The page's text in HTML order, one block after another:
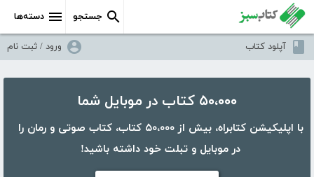
دسته‌ها جستجو
آپلود کتاب ورود / ثبت نام
۵۰،۰۰۰ کتاب در موبایل شما
با اپلیکیشن کتابراه، بیش از ۵۰،۰۰۰ کتاب، کتاب صوتی و رمان را
در موبایل و تبلت خود داشته باشید!